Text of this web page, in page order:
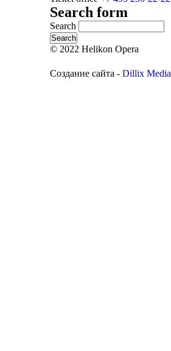
Search form
Search
© 2022 Helikon Opera
Создание сайта - Dillix Media